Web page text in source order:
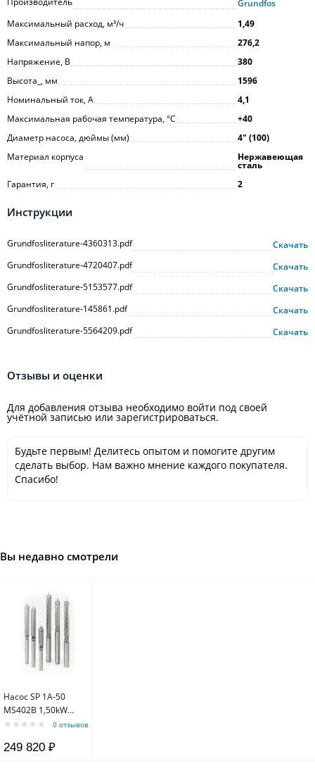
Grundfos
Максимальный расход, м³/ч
1,49
Максимальный напор, м
276,2
Напряжение, В
380
Высота_, мм
1596
Номинальный ток, А
4,1
Максимальная рабочая температура, °С
+40
Диаметр насоса, дюймы (мм)
4ʺ (100)
Материал корпуса
Нержавеющая
сталь
Гарантия, г
2
Инструкции
Grundfosliterature-4360313.pdf
Скачать
Grundfosliterature-4720407.pdf
Скачать
Grundfosliterature-5153577.pdf
Скачать
Grundfosliterature-145861.pdf
Скачать
Grundfosliterature-5564209.pdf
Скачать
Отзывы и оценки
Для добавления отзыва необходимо войти под своей
учётной записью или зарегистрироваться.
Будьте первым! Делитесь опытом и помогите другим
сделать выбор. Нам важно мнение каждого покупателя.
Спасибо!
Вы недавно смотрели
Насос SP 1A-50
MS402B 1,50kW
3x400V 50Hz0 отзывов
249 820 ₽